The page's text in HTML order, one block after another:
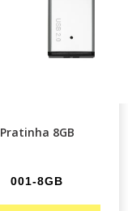
Pratinha 8GB
001-8GB